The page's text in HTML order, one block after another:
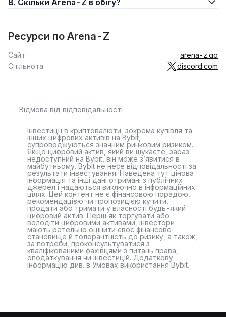
8. Скільки Arena-Z в обігу?
Ресурси по Arena-Z
Сайт
arena-z.gg
Спільнота
discord.com
Відмова від відповідальності
Інвестиції в криптовалюти, зокрема купівля та
інших цифрових активів на Bybit,
супроводжуються значним ринковим ризиком.
Якщо цифровий актив, який ви шукаєте, зараз
недоступний на Bybit, він може з’явитися в
майбутньому. Bybit не несе відповідальності за
результати інвестування. Наведена тут цінова
інформація та інші дані отримані з публічних
джерел і надаються виключно в інформаційних
цілях. Цей контент не є фінансовою порадою,
рекомендацією чи пропозицією купити,
продати або тримати у власності будь-який
цифровий актив. Перш як торгувати або
володіти цифровими активами, інвестори
мають ретельно оцінити своє фінансове
становище й толерантність до ризику, а також,
за потреби, проконсультуватися з
кваліфікованими фахівцями з питань права,
оподаткування чи інвестицій. Додаткову
інформацію див. в Умовах використання Bybit.